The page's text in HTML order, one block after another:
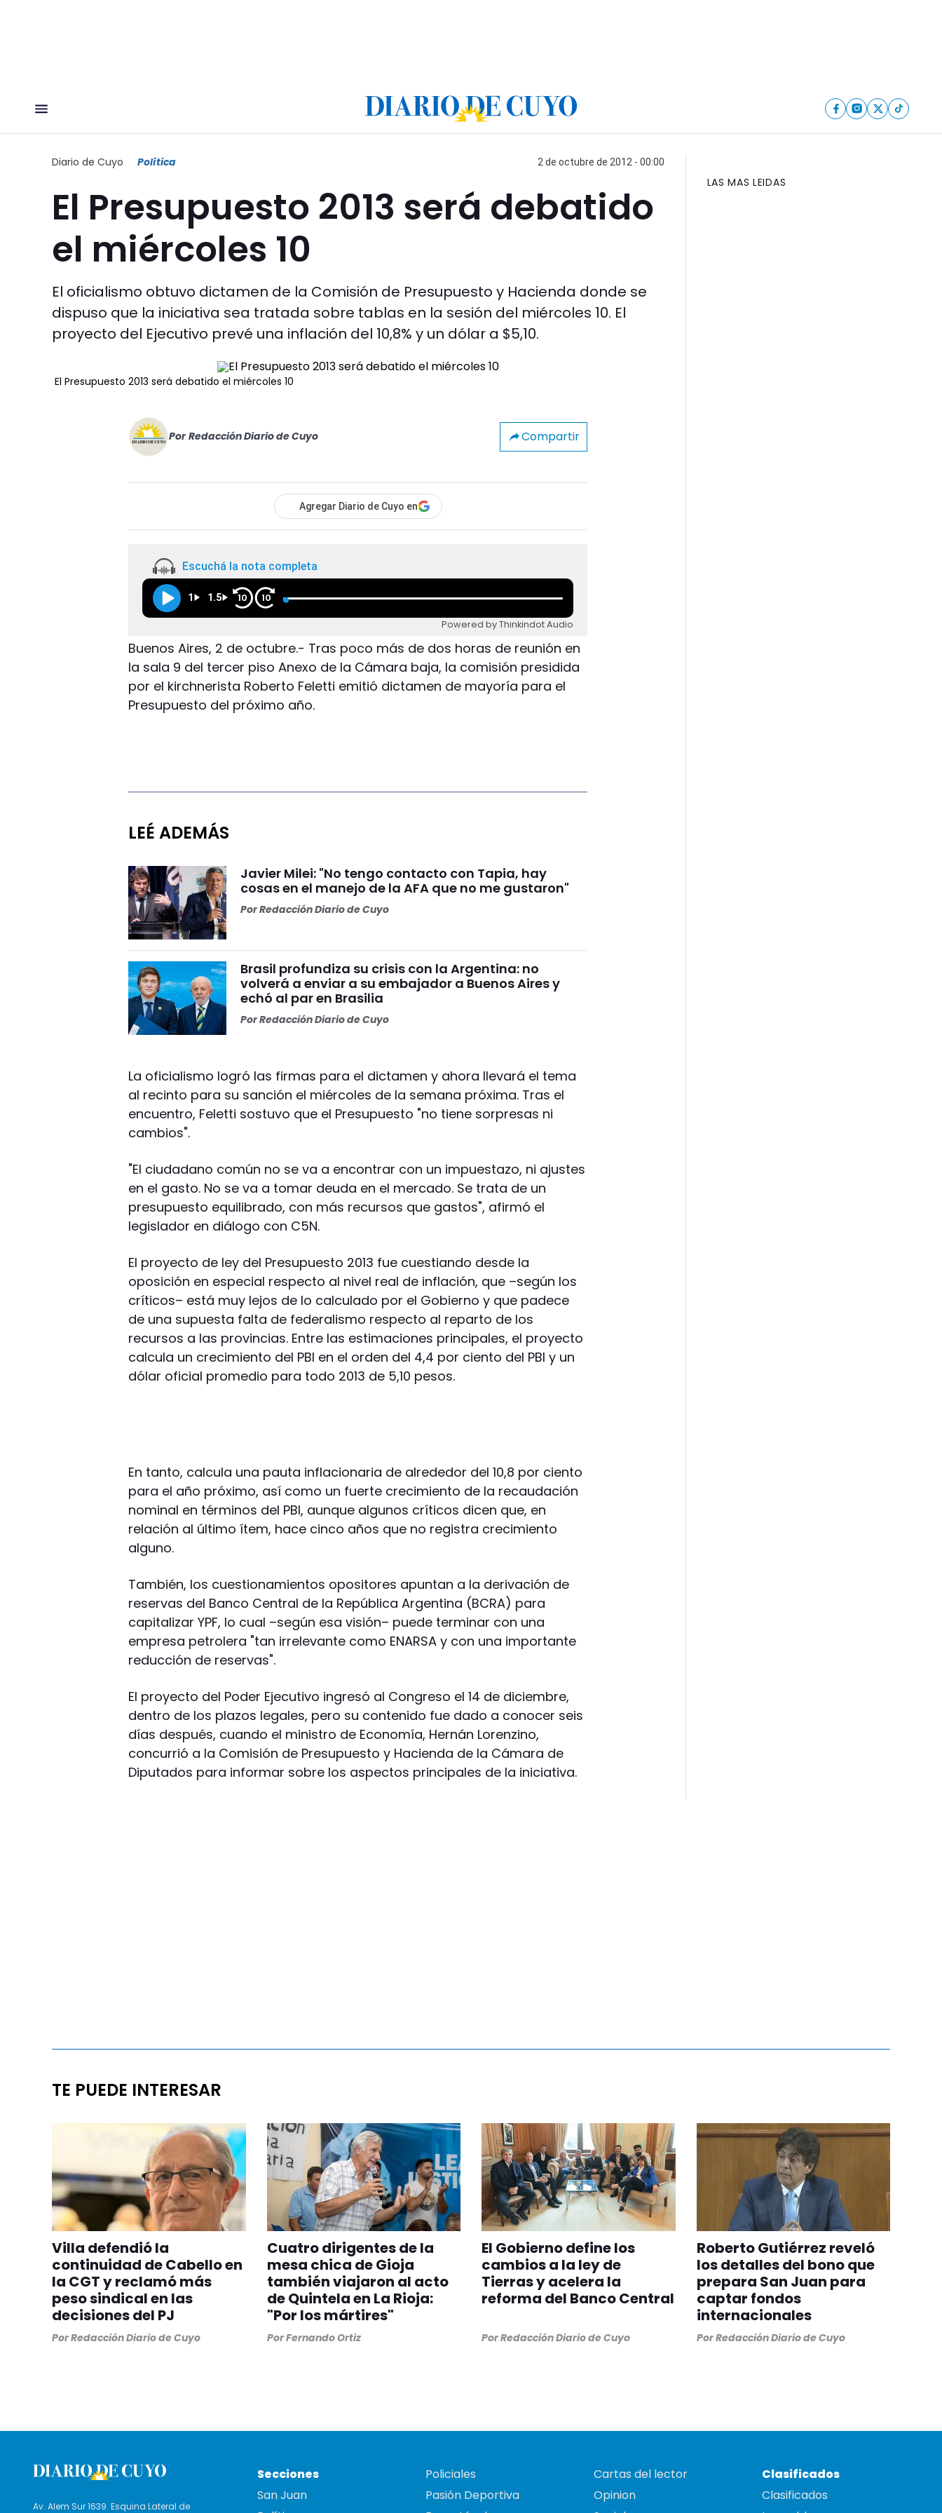
Diario de Cuyo Política 2 de octubre de 2012 - 00:00
El Presupuesto 2013 será debatido
el miércoles 10
El oficialismo obtuvo dictamen de la Comisión de Presupuesto y Hacienda donde se
dispuso que la iniciativa sea tratada sobre tablas en la sesión del miércoles 10. El
proyecto del Ejecutivo prevé una inflación del 10,8% y un dólar a $5,10.
El Presupuesto 2013 será debatido el miércoles 10
Por Redacción Diario de Cuyo Compartir
Agregar Diario de Cuyo en
Escuchá la nota completa
1 1.5 10 10
Powered by Thinkindot Audio
Buenos Aires, 2 de octubre.- Tras poco más de dos horas de reunión en
la sala 9 del tercer piso Anexo de la Cámara baja, la comisión presidida
por el kirchnerista Roberto Feletti emitió dictamen de mayoría para el
Presupuesto del próximo año.
LEÉ ADEMÁS
Javier Milei: "No tengo contacto con Tapia, hay
cosas en el manejo de la AFA que no me gustaron"
PorRedacción Diario de Cuyo
Brasil profundiza su crisis con la Argentina: no
volverá a enviar a su embajador a Buenos Aires y
echó al par en Brasilia
PorRedacción Diario de Cuyo
La oficialismo logró las firmas para el dictamen y ahora llevará el tema
al recinto para su sanción el miércoles de la semana próxima. Tras el
encuentro, Feletti sostuvo que el Presupuesto "no tiene sorpresas ni
cambios".
"El ciudadano común no se va a encontrar con un impuestazo, ni ajustes
en el gasto. No se va a tomar deuda en el mercado. Se trata de un
presupuesto equilibrado, con más recursos que gastos", afirmó el
legislador en diálogo con C5N.
El proyecto de ley del Presupuesto 2013 fue cuestiando desde la
oposición en especial respecto al nivel real de inflación, que –según los
críticos– está muy lejos de lo calculado por el Gobierno y que padece
de una supuesta falta de federalismo respecto al reparto de los
recursos a las provincias. Entre las estimaciones principales, el proyecto
calcula un crecimiento del PBI en el orden del 4,4 por ciento del PBI y un
dólar oficial promedio para todo 2013 de 5,10 pesos.
En tanto, calcula una pauta inflacionaria de alrededor del 10,8 por ciento
para el año próximo, así como un fuerte crecimiento de la recaudación
nominal en términos del PBI, aunque algunos críticos dicen que, en
relación al último ítem, hace cinco años que no registra crecimiento
alguno.
También, los cuestionamientos opositores apuntan a la derivación de
reservas del Banco Central de la República Argentina (BCRA) para
capitalizar YPF, lo cual –según esa visión– puede terminar con una
empresa petrolera "tan irrelevante como ENARSA y con una importante
reducción de reservas".
El proyecto del Poder Ejecutivo ingresó al Congreso el 14 de diciembre,
dentro de los plazos legales, pero su contenido fue dado a conocer seis
días después, cuando el ministro de Economía, Hernán Lorenzino,
concurrió a la Comisión de Presupuesto y Hacienda de la Cámara de
Diputados para informar sobre los aspectos principales de la iniciativa.
LAS MAS LEIDAS
TE PUEDE INTERESAR
Villa defendió la
continuidad de Cabello en
la CGT y reclamó más
peso sindical en las
decisiones del PJ
PorRedacción Diario de Cuyo
Cuatro dirigentes de la
mesa chica de Gioja
también viajaron al acto
de Quintela en La Rioja:
"Por los mártires"
PorFernando Ortiz
El Gobierno define los
cambios a la ley de
Tierras y acelera la
reforma del Banco Central
PorRedacción Diario de Cuyo
Roberto Gutiérrez reveló
los detalles del bono que
prepara San Juan para
captar fondos
internacionales
PorRedacción Diario de Cuyo
Av. Alem Sur 1639. Esquina Lateral de
Secciones
San Juan
Policiales
Pasión Deportiva
Cartas del lector
Opinion
Clasificados
Clasificados